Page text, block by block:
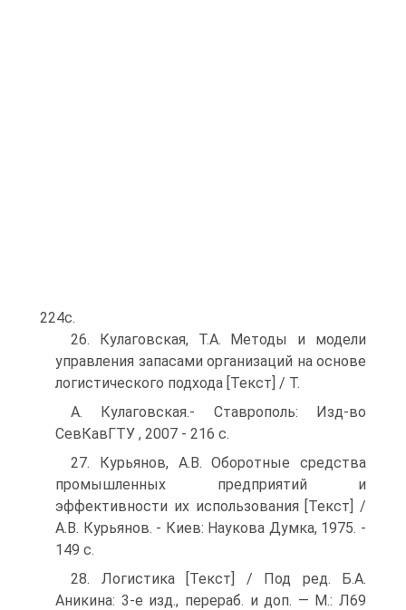
224с.
26. Кулаговская, Т.А. Методы и модели
управления запасами организаций на основе
логистического подхода [Текст] / Т.
А. Кулаговская.- Ставрополь: Изд-во
СевКавГТУ , 2007 - 216 с.
27. Курьянов, А.В. Оборотные средства
промышленных предприятий и
эффективности их использования [Текст] /
А.В. Курьянов. - Киев: Наукова Думка, 1975. -
149 с.
28. Логистика [Текст] / Под ред. Б.А.
Аникина: 3-е изд., перераб. и доп. — М.: Л69